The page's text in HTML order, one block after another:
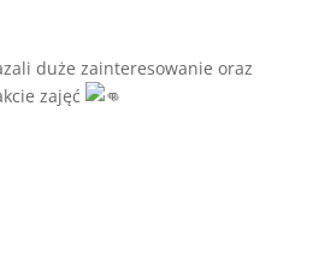
duże zainteresowanie oraz
zajęć